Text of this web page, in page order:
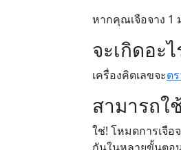
หากคุณเจือจาง 1
จะเกิดอะ
เครื่องคิดเลขจะต
สามารถใ
ใช่! โหมดการเจื